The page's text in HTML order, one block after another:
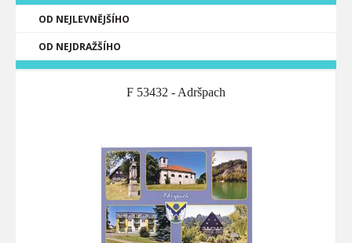
OD NEJLEVNĚJŠÍHO
OD NEJDRAŽŠÍHO
F 53432 - Adršpach